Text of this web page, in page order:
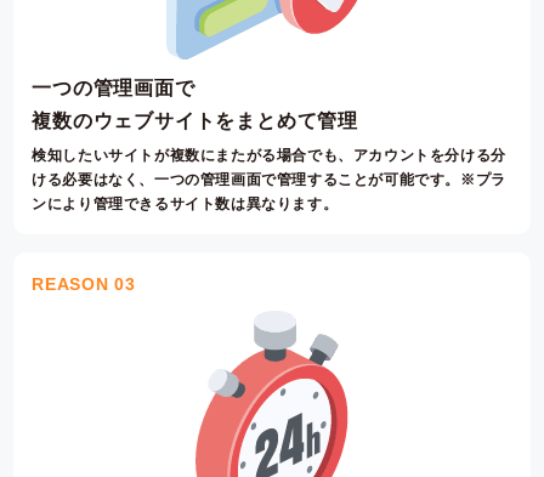
一つの管理画面で
複数のウェブサイトをまとめて管理
検知したいサイトが複数にまたがる場合でも、アカウントを分ける分
ける必要はなく、一つの管理画面で管理することが可能です。※プラ
ンにより管理できるサイト数は異なります。
REASON 03